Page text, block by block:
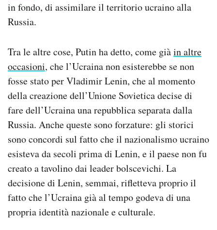
in fondo, di assimilare il territorio ucraino alla
Russia.
Tra le altre cose, Putin ha detto, come giàin altre
occasioni, che l’Ucraina non esisterebbe se non
fosse stato per Vladimir Lenin, che al momento
della creazione dell’Unione Sovietica decise di
fare dell’Ucraina una repubblica separata dalla
Russia. Anche queste sono forzature: gli storici
sono concordi sul fatto che il nazionalismo ucraino
esisteva da secoli prima di Lenin, e il paese non fu
creato a tavolino dai leader bolscevichi. La
decisione di Lenin, semmai, rifletteva proprio il
fatto che l’Ucraina già al tempo godeva di una
propria identità nazionale e culturale.